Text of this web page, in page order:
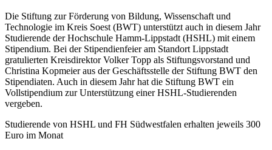
Die Stiftung zur Förderung von Bildung, Wissenschaft und
Technologie im Kreis Soest (BWT) unterstützt auch in diesem Jahr
Studierende der Hochschule Hamm-Lippstadt (HSHL) mit einem
Stipendium. Bei der Stipendienfeier am Standort Lippstadt
gratulierten Kreisdirektor Volker Topp als Stiftungsvorstand und
Christina Kopmeier aus der Geschäftsstelle der Stiftung BWT den
Stipendiaten. Auch in diesem Jahr hat die Stiftung BWT ein
Vollstipendium zur Unterstützung einer HSHL-Studierenden
vergeben.
Studierende von HSHL und FH Südwestfalen erhalten jeweils 300
Euro im Monat